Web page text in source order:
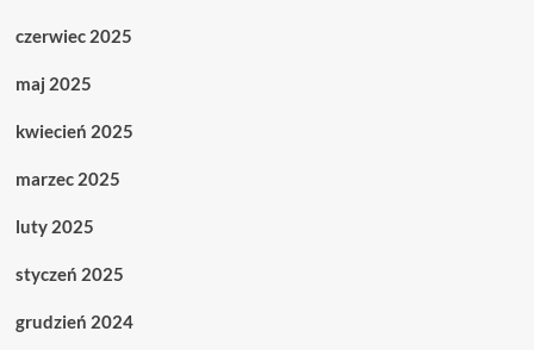
czerwiec 2025
maj 2025
kwiecień 2025
marzec 2025
luty 2025
styczeń 2025
grudzień 2024